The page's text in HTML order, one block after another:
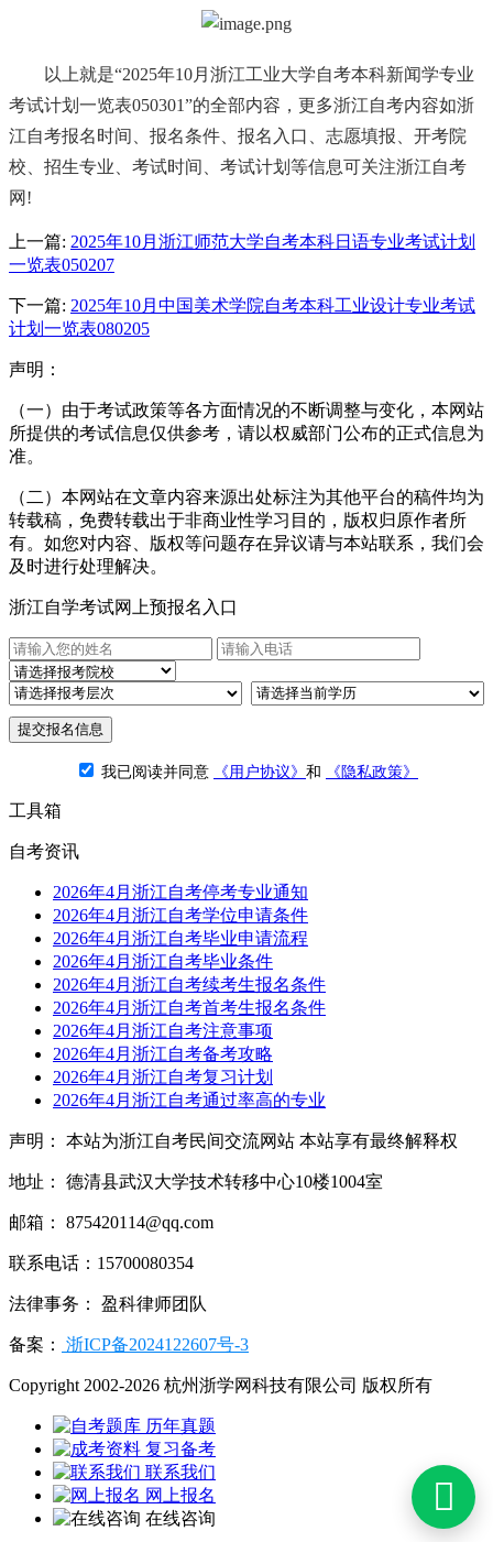
以上就是“2025年10月浙江工业大学自考本科新闻学专业
考试计划一览表050301”的全部内容，更多浙江自考内容如浙
江自考报名时间、报名条件、报名入口、志愿填报、开考院
校、招生专业、考试时间、考试计划等信息可关注浙江自考
网!
上一篇: 2025年10月浙江师范大学自考本科日语专业考试计划
一览表050207
下一篇: 2025年10月中国美术学院自考本科工业设计专业考试
计划一览表080205
声明：
（一）由于考试政策等各方面情况的不断调整与变化，本网站
所提供的考试信息仅供参考，请以权威部门公布的正式信息为
准。
（二）本网站在文章内容来源出处标注为其他平台的稿件均为
转载稿，免费转载出于非商业性学习目的，版权归原作者所
有。如您对内容、版权等问题存在异议请与本站联系，我们会
及时进行处理解决。
浙江自学考试网上预报名入口
提交报名信息
我已阅读并同意 《用户协议》 和 《隐私政策》
工具箱
自考资讯
2026年4月浙江自考停考专业通知
2026年4月浙江自考学位申请条件
2026年4月浙江自考毕业申请流程
2026年4月浙江自考毕业条件
2026年4月浙江自考续考生报名条件
2026年4月浙江自考首考生报名条件
2026年4月浙江自考注意事项
2026年4月浙江自考备考攻略
2026年4月浙江自考复习计划
2026年4月浙江自考通过率高的专业
声明： 本站为浙江自考民间交流网站 本站享有最终解释权
地址： 德清县武汉大学技术转移中心10楼1004室
邮箱： 875420114@qq.com
联系电话：15700080354
法律事务： 盈科律师团队
备案： 浙ICP备2024122607号-3
Copyright 2002-2026 杭州浙学网科技有限公司 版权所有
历年真题
复习备考
联系我们
网上报名
在线咨询
